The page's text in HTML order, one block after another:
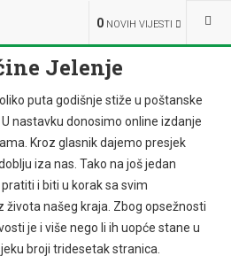
0 NOVIH VIJESTI
E-BROŠURE
Jelenje
puta godišnje stiže u poštanske
nastavku donosimo online izdanje
Kroz glasnik dajemo presjek
iza nas. Tako na još jedan
i biti u korak sa svim
našeg kraja. Zbog opsežnosti
je i više nego li ih uopće stane u
broji tridesetak stranica.